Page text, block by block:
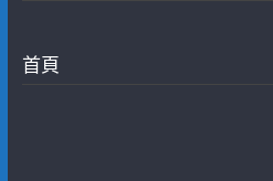
首頁